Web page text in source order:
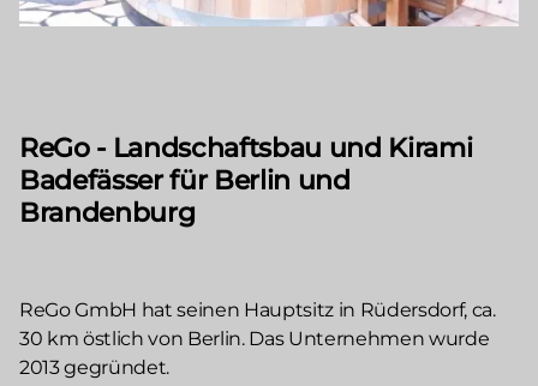
ReGo - Landschaftsbau und Kirami
Badefässer für Berlin und
Brandenburg
ReGo GmbH hat seinen Hauptsitz in Rüdersdorf, ca.
30 km östlich von Berlin. Das Unternehmen wurde
2013 gegründet.